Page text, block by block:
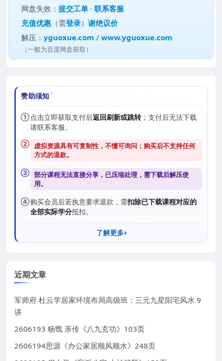
网盘失效：提交工单 ·联系客服
充值优惠 （需登录）谢绝议价
解压：yguoxue.com /www.yguoxue.com
（一般为百度网盘获取）
赞助须知
①点击立即获取支付后返回刷新或跳转；支付后无法下载
请联系客服。
② 虚拟资源具有可复制性，不懂可询问；购买后不支持任何
方式的退款。
③ 部分课程无法直接分享，已压缩处理，需下载后解压使
用。
④购买会员后若执意要求退款，需扣除已下载课程对应的
全部实际学分抵扣。
了解更多
近期文章
军师府 杜云学居家环境布局高级班：三元九星阳宅风水 9
讲
2606193 杨戬 亲传《八九玄功》103页
2606194思源《办公家居顺风顺水》248页